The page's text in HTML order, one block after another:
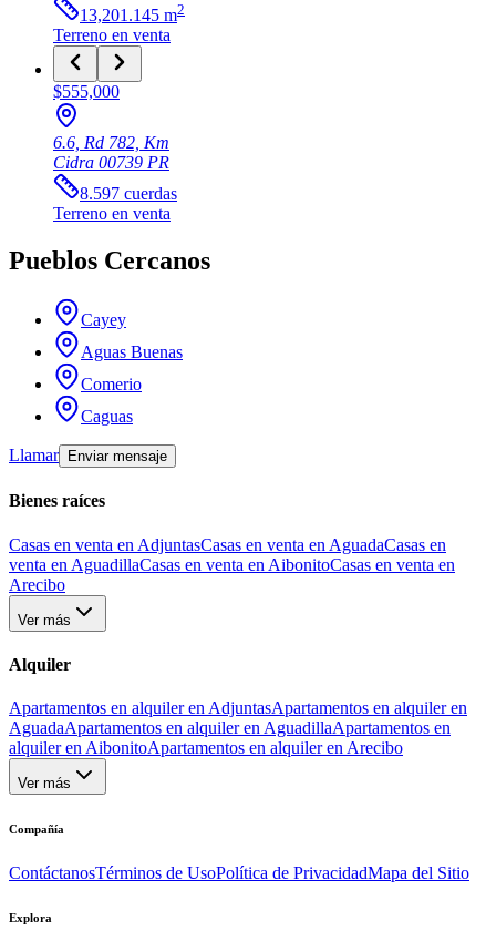
13,201.145 m2
Terreno en venta
$555,000
6.6, Rd 782, Km
Cidra 00739 PR
8.597 cuerdas
Terreno en venta
Pueblos Cercanos
Cayey
Aguas Buenas
Comerio
Caguas
Llamar Enviar mensaje
Bienes raíces
Casas en venta en AdjuntasCasas en venta en AguadaCasas en
venta en AguadillaCasas en venta en AibonitoCasas en venta en
Arecibo
Ver más
Alquiler
Apartamentos en alquiler en AdjuntasApartamentos en alquiler en
AguadaApartamentos en alquiler en AguadillaApartamentos en
alquiler en AibonitoApartamentos en alquiler en Arecibo
Ver más
Compañía
ContáctanosTérminos de UsoPolítica de PrivacidadMapa del Sitio
Explora